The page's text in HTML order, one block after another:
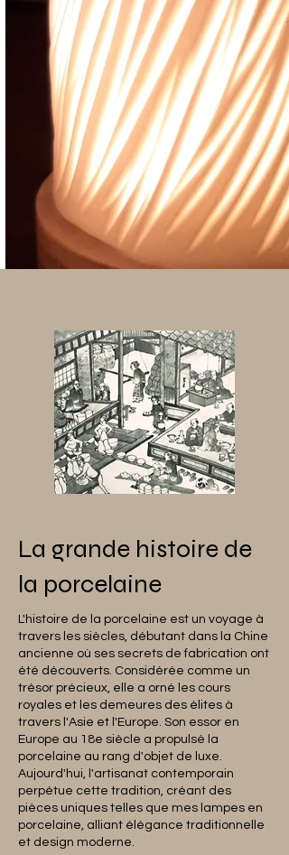
La grande histoire de
la porcelaine
L'histoire de la porcelaine est un voyage à
travers les siècles, débutant dans la Chine
ancienne où ses secrets de fabrication ont
été découverts. Considérée comme un
trésor précieux, elle a orné les cours
royales et les demeures des élites à
travers l'Asie et l'Europe. Son essor en
Europe au 18e siècle a propulsé la
porcelaine au rang d'objet de luxe.
Aujourd'hui, l'artisanat contemporain
perpétue cette tradition, créant des
pièces uniques telles que mes lampes en
porcelaine, alliant élégance traditionnelle
et design moderne.